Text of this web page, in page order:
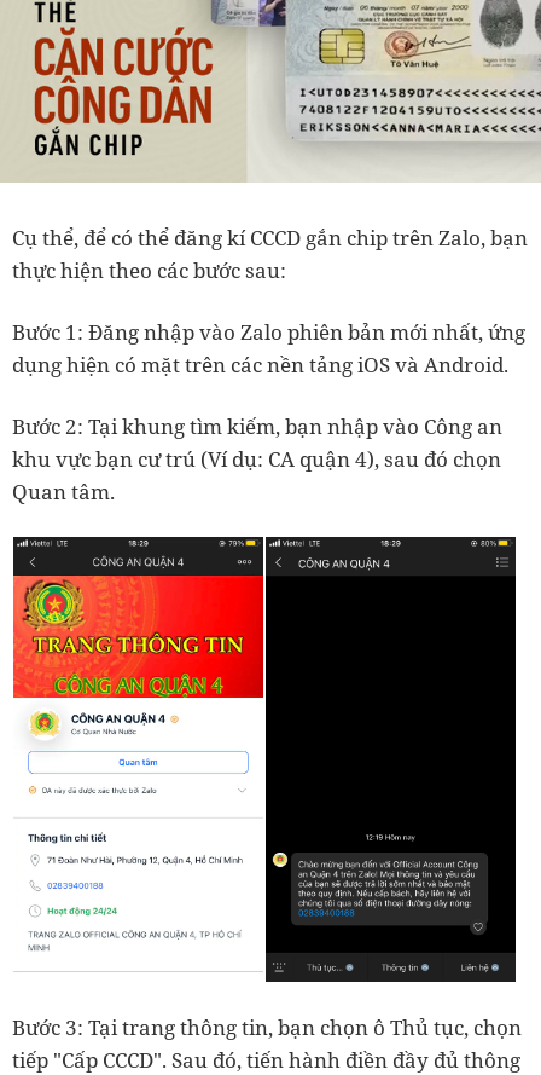
Cụ thể, để có thể đăng kí CCCD gắn chip trên Zalo, bạn
thực hiện theo các bước sau:
Bước 1: Đăng nhập vào Zalo phiên bản mới nhất, ứng
dụng hiện có mặt trên các nền tảng iOS và Android.
Bước 2: Tại khung tìm kiếm, bạn nhập vào Công an
khu vực bạn cư trú (Ví dụ: CA quận 4), sau đó chọn
Quan tâm.
Bước 3: Tại trang thông tin, bạn chọn ô Thủ tục, chọn
tiếp "Cấp CCCD". Sau đó, tiến hành điền đầy đủ thông